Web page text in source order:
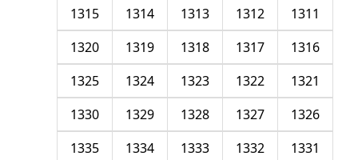
1311
1312
1313
1314
1315
1316
1317
1318
1319
1320
1321
1322
1323
1324
1325
1326
1327
1328
1329
1330
1331
1332
1333
1334
1335